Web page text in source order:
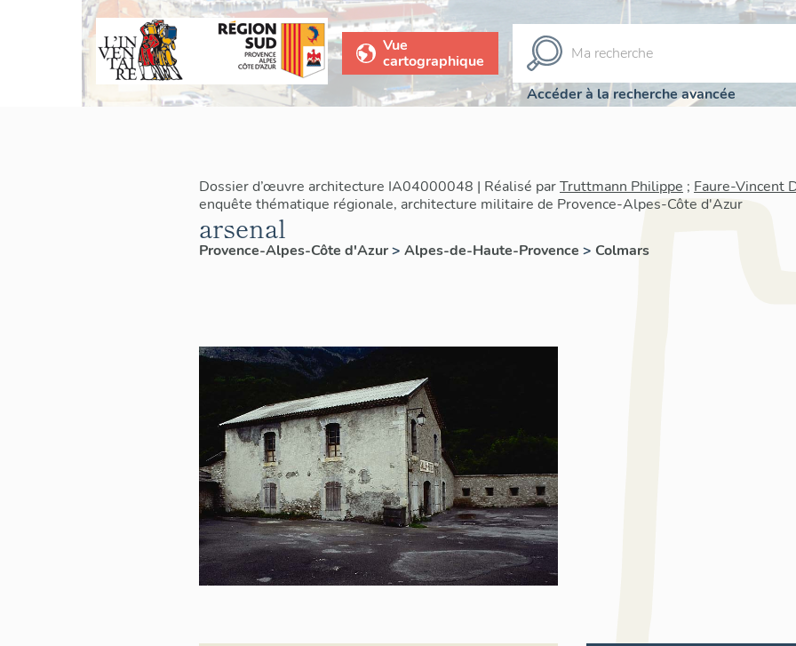
Vue
cartographique
Accéder à la recherche avancée
Dossier d’œuvre architecture IA04000048 | Réalisé parTruttmann Philippe ; Faure-Vincent
enquête thématique régionale, architecture militaire de Provence-Alpes-Côte d'Azur
arsenal
Provence-Alpes-Côte d'Azur> Alpes-de-Haute-Provence > Colmars